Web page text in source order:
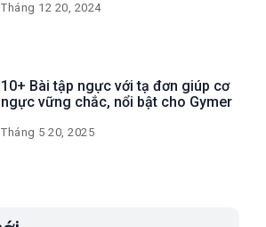
Tháng 12 20, 2024
10+ Bài tập ngực với tạ đơn giúp cơ
ngực vững chắc, nổi bật cho Gymer
Tháng 5 20, 2025